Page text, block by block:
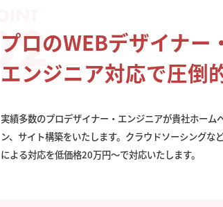
プロのWEBデザイナー
エンジニア対応で圧倒
実績多数のプロデザイナー・エンジニアが貴社ホーム
ン、サイト構築をいたします。クラウドソーシングな
による対応を低価格20万円〜で対応いたします。